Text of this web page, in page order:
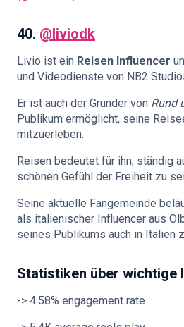
40. @liviodk
Livio ist ein Reisen Influencer
und Videodienste von NB2
Er ist auch der Gründer von Rund
Publikum ermöglicht, seine
mitzuerleben.
Reisen bedeutet für ihn, ständig
schönen Gefühl der Freiheit zu
Seine aktuelle Fangemeinde
als italienischer Influencer aus
seines Publikums auch in Italien
Statistiken über wichtige
-> 4.58% engagement rate